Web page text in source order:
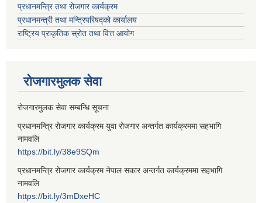
प्रधानमन्त्रि तथा रोजगार कार्यक्रम
प्रधानमन्त्री तथा मन्त्रिपरिषद्को कार्यालय
राष्ट्रिय प्राकृतिक स्रोत तथा वित्त आयोग
रोजगारमुलक सेवा
रोजगारमुलक सेवा सम्बन्धि सूचना
प्रधानमन्त्रि रोजगार कार्यक्रम युवा रोजगार अन्तर्गत कार्यक्रममा सहभागि
नामवलि
https://bit.ly/38e9SQm
प्रधानमन्त्रि रोजगार कार्यक्रम नेपाल सकार अन्तर्गत कार्यक्रममा सहभागि
नामवलि
https://bit.ly/3mDxeHC